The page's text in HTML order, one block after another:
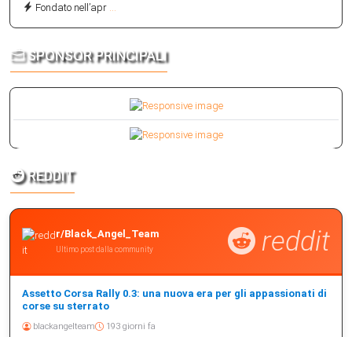
Fondato nell’apr
SPONSOR PRINCIPALI
REDDIT
r/Black_Angel_Team
Ultimo post dalla community reddit
Assetto Corsa Rally 0.3: una nuova era per gli appassionati di
corse su sterrato
blackangelteam 193 giorni fa